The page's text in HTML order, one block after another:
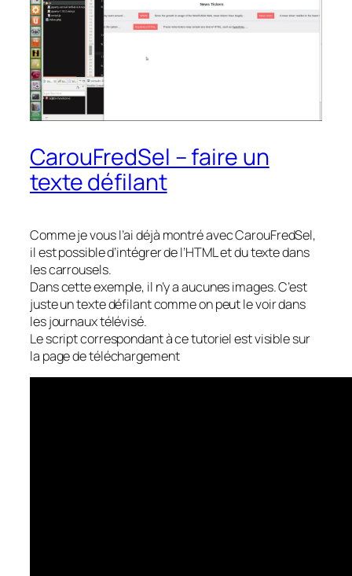
CarouFredSel – faire un
texte défilant
Comme je vous l’ai déjà montré avec CarouFredSel,
il est possible d’intégrer de l’HTML et du texte dans
les carrousels.
Dans cette exemple, il n’y a aucunes images. C’est
juste un texte défilant comme on peut le voir dans
les journaux télévisé.
Le script correspondant à ce tutoriel est visible sur
la page de téléchargement